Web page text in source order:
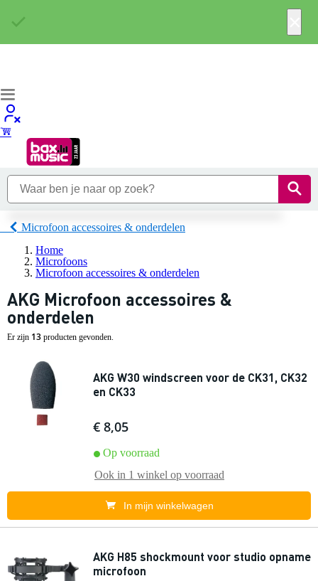
Microfoon accessoires & onderdelen
Home
Microfoons
Microfoon accessoires & onderdelen
AKG Microfoon accessoires &
onderdelen
Er zijn 13 producten gevonden.
AKG W30 windscreen voor de CK31, CK32
en CK33
€ 8,05
Op voorraad
Ook in 1 winkel op voorraad
In mijn winkelwagen
AKG H85 shockmount voor studio opname
microfoon